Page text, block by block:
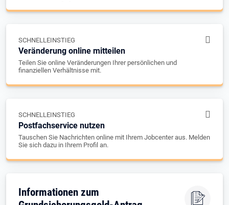
SCHNELLEINSTIEG
Veränderung online mitteilen
Teilen Sie online Veränderungen Ihrer persönlichen und
finanziellen Verhältnisse mit.
SCHNELLEINSTIEG
Postfachservice nutzen
Tauschen Sie Nachrichten online mit Ihrem Jobcenter aus. Melden
Sie sich dazu in Ihrem Profil an.
Informationen zum